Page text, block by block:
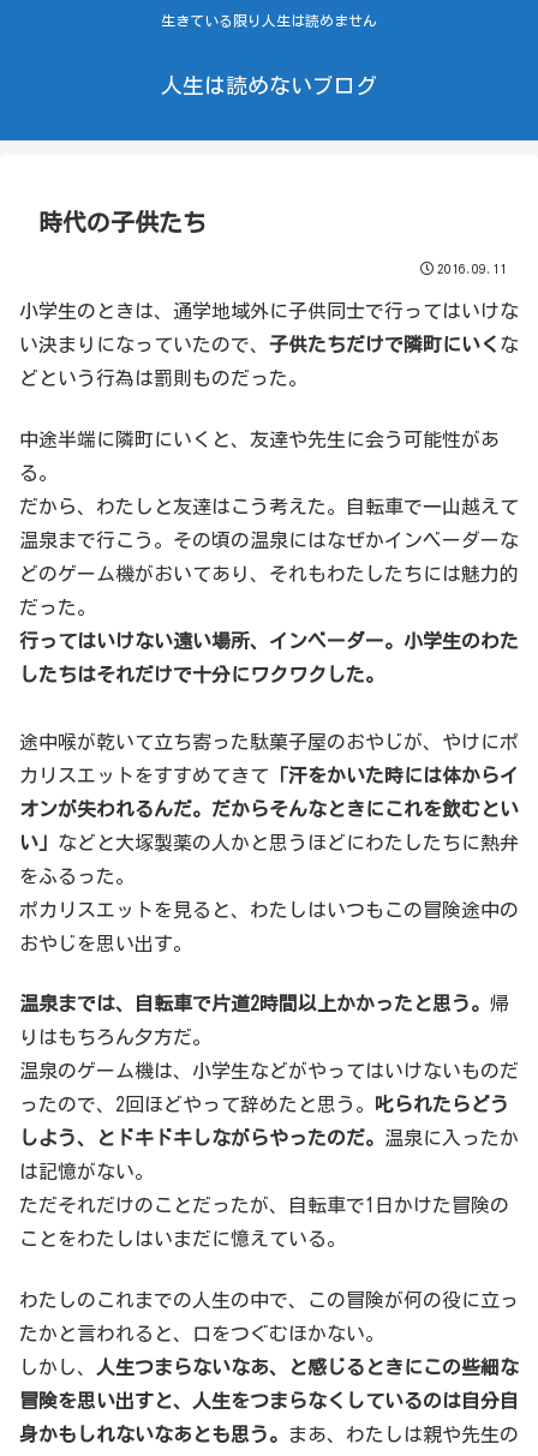
生きている限り人生は読めません
人生は読めないブログ
時代の子供たち
2016.09.11
小学生のときは、通学地域外に子供同士で行ってはいけな
い決まりになっていたので、 子供たちだけで隣町にいく な
どという行為は罰則ものだった。
中途半端に隣町にいくと、友達や先生に会う可能性があ
る。
だから、わたしと友達はこう考えた。自転車で一山越えて
温泉まで行こう。その頃の温泉にはなぜかインベーダーな
どのゲーム機がおいてあり、それもわたしたちには魅力的
だった。
行ってはいけない遠い場所、インベーダー。小学生のわた
したちはそれだけで十分にワクワクした。
途中喉が乾いて立ち寄った駄菓子屋のおやじが、やけにポ
カリスエットをすすめてきて 「汗をかいた時には体からイ
オンが失われるんだ。だからそんなときにこれを飲むとい
い」 などと大塚製薬の人かと思うほどにわたしたちに熱弁
をふるった。
ポカリスエットを見ると、わたしはいつもこの冒険途中の
おやじを思い出す。
温泉までは、自転車で片道2時間以上かかったと思う。 帰
りはもちろん夕方だ。
温泉のゲーム機は、小学生などがやってはいけないものだ
ったので、2回ほどやって辞めたと思う。
叱られたらどう
しよう、とドキドキしながらやったのだ。 温泉に入ったか
は記憶がない。
ただそれだけのことだったが、自転車で1日かけた冒険の
ことをわたしはいまだに憶えている。
わたしのこれまでの人生の中で、この冒険が何の役に立っ
たかと言われると、口をつぐむほかない。
しかし、
人生つまらないなあ、と感じるときにこの些細な
冒険を思い出すと、人生をつまらなくしているのは自分自
身かもしれないなあとも思う。
まあ、わたしは親や先生の